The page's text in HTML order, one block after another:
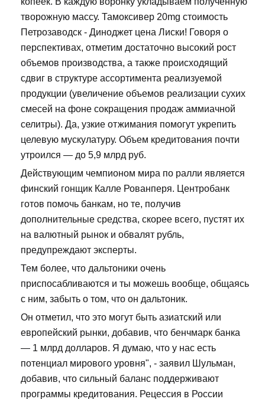
творожную массу. Тамоксивер 20mg стоимость
Петрозаводск - Диноджет цена Лиски! Говоря о
перспективах, отметим достаточно высокий рост
объемов производства, а также происходящий
сдвиг в структуре ассортимента реализуемой
продукции (увеличение объемов реализации сухих
смесей на фоне сокращения продаж аммиачной
селитры). Да, узкие отжимания помогут укрепить
целевую мускулатуру. Объем кредитования почти
утроился — до 5,9 млрд руб.
Действующим чемпионом мира по ралли является
финский гонщик Калле Рованперя. Центробанк
готов помочь банкам, но те, получив
дополнительные средства, скорее всего, пустят их
на валютный рынок и обвалят рубль,
предупреждают эксперты.
Тем более, что дальтоники очень
приспосабливаются и ты можешь вообще, общаясь
с ним, забыть о том, что он дальтоник.
Он отметил, что это могут быть азиатский или
европейский рынки, добавив, что бенчмарк банка
— 1 млрд долларов. Я думаю, что у нас есть
потенциал мирового уровня", - заявил Шульман,
добавив, что сильный баланс поддерживают
программы кредитования. Рецессия в России